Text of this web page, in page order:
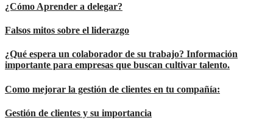
¿Cómo Aprender a delegar?
Falsos mitos sobre el liderazgo
¿Qué espera un colaborador de su trabajo? Información
importante para empresas que buscan cultivar talento.
Como mejorar la gestión de clientes en tu compañía:
Gestión de clientes y su importancia